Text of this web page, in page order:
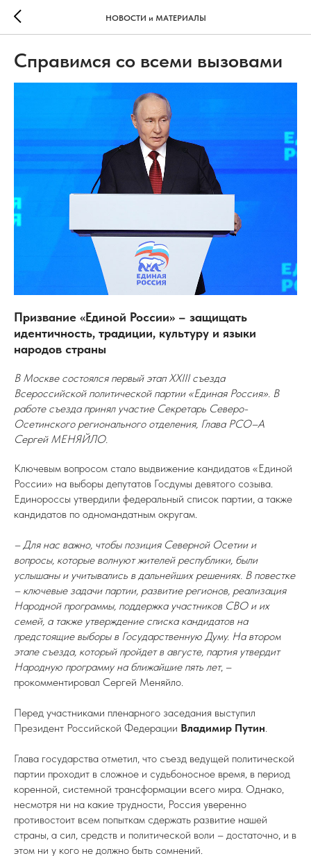
НОВОСТИ и МАТЕРИАЛЫ
Справимся со всеми вызовами
Призвание «Единой России» – защищать
идентичность, традиции, культуру и языки
народов страны
В Москве состоялся первый этап XXIII съезда
Всероссийской политической партии «Единая Россия». В
работе съезда принял участие Секретарь Северо-
Осетинского регионального отделения, Глава РСО–А
Сергей МЕНЯЙЛО.
Ключевым вопросом стало выдвижение кандидатов «Единой
России» на выборы депутатов Госдумы девятого созыва.
Единороссы утвердили федеральный список партии, а также
кандидатов по одномандатным округам.
– Для нас важно, чтобы позиция Северной Осетии и
вопросы, которые волнуют жителей республики, были
услышаны и учитывались в дальнейших решениях. В повестке
– ключевые задачи партии, развитие регионов, реализация
Народной программы, поддержка участников СВО и их
семей, а также утверждение списка кандидатов на
предстоящие выборы в Государственную Думу. На втором
этапе съезда, который пройдет в августе, партия утвердит
Народную программу на ближайшие пять лет, –
прокомментировал Сергей Меняйло.
Перед участниками пленарного заседания выступил
Президент Российской Федерации Владимир Путин.
Глава государства отметил, что съезд ведущей политической
партии проходит в сложное и судьбоносное время, в период
коренной, системной трансформации всего мира. Однако,
несмотря ни на какие трудности, Россия уверенно
противостоит всем попыткам сдержать развитие нашей
страны, а сил, средств и политической воли – достаточно, и в
этом ни у кого не должно быть сомнений.